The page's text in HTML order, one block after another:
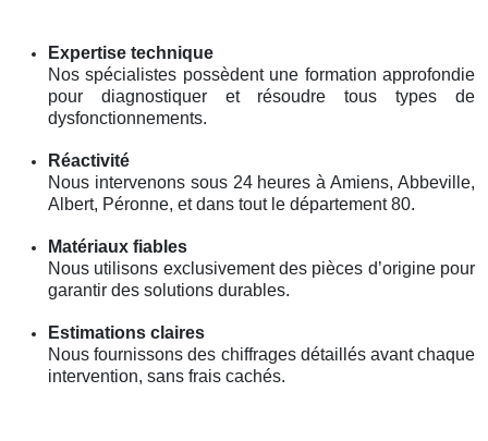
Expertise technique
Nos spécialistes possèdent une formation approfondie
pour diagnostiquer et résoudre tous types de
dysfonctionnements.
Réactivité
Nous intervenons sous 24 heures à Amiens, Abbeville,
Albert, Péronne, et dans tout le département 80.
Matériaux fiables
Nous utilisons exclusivement des pièces d’origine pour
garantir des solutions durables.
Estimations claires
Nous fournissons des chiffrages détaillés avant chaque
intervention, sans frais cachés.